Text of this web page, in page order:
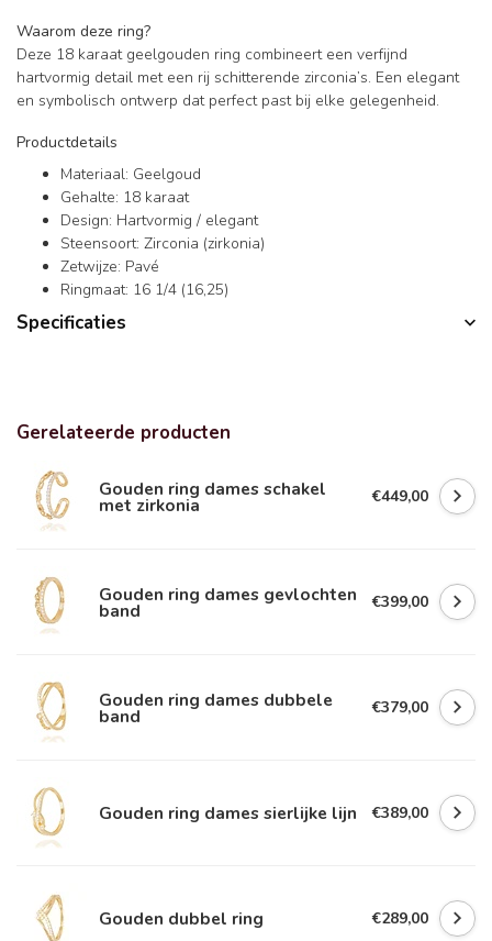
Waarom deze ring?
Deze 18 karaat geelgouden ring combineert een verfijnd
hartvormig detail met een rij schitterende zirconia’s. Een elegant
en symbolisch ontwerp dat perfect past bij elke gelegenheid.
Productdetails
Materiaal: Geelgoud
Gehalte: 18 karaat
Design: Hartvormig / elegant
Steensoort: Zirconia (zirkonia)
Zetwijze: Pavé
Ringmaat: 16 1/4 (16,25)
Specificaties
Gerelateerde producten
Gouden ring dames schakel
met zirkonia €449,00
Gouden ring dames gevlochten
band €399,00
Gouden ring dames dubbele
band €379,00
Gouden ring dames sierlijke lijn €389,00
Gouden dubbel ring €289,00